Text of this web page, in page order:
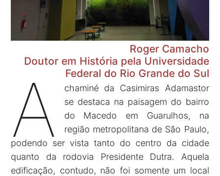
Roger Camacho
Doutor em História pela Universidade
Federal do Rio Grande do Sul
A
chaminé da Casimiras Adamastor
se destaca na paisagem do bairro
do Macedo em Guarulhos, na
região metropolitana de São Paulo,
podendo ser vista tanto do centro da cidade
quanto da rodovia Presidente Dutra. Aquela
edificação, contudo, não foi somente um local